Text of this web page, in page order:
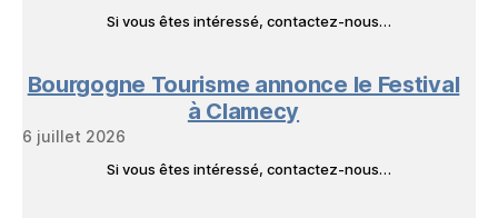
Si vous êtes intéressé, contactez-nous…
Bourgogne Tourisme annonce le Festival
à Clamecy
6 juillet 2026
Si vous êtes intéressé, contactez-nous…